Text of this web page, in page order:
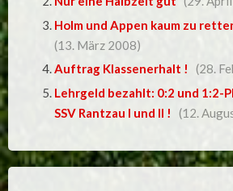
Holm und Appen kaum zu
(13. März 2008)
Auftrag Klassenerhalt !
(28.
Lehrgeld bezahlt: 0:2 und 1:2-
SSV Rantzau I und II !
(12.